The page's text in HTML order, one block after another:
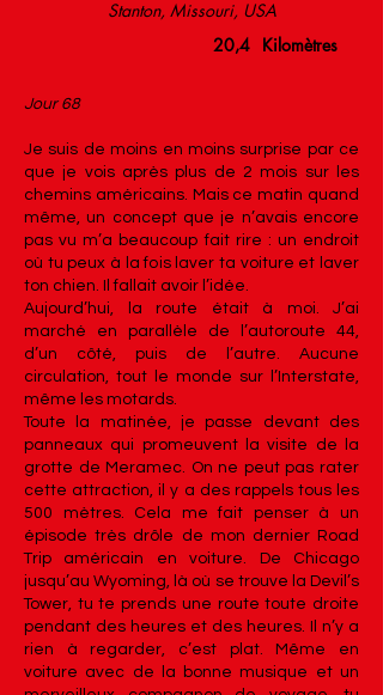
Stanton, Missouri, USA
20,4 Kilomètres
Jour 68
Je suis de moins en moins surprise par ce
que je vois après plus de 2 mois sur les
chemins américains. Mais ce matin quand
même, un concept que je n’avais encore
pas vu m’a beaucoup fait rire : un endroit
où tu peux à la fois laver ta voiture et laver
ton chien. Il fallait avoir l’idée.
Aujourd’hui, la route était à moi. J’ai
marché en parallèle de l’autoroute 44,
d’un côté, puis de l’autre. Aucune
circulation, tout le monde sur l’Interstate,
même les motards.
Toute la matinée, je passe devant des
panneaux qui promeuvent la visite de la
grotte de Meramec. On ne peut pas rater
cette attraction, il y a des rappels tous les
500 mètres. Cela me fait penser à un
épisode très drôle de mon dernier Road
Trip américain en voiture. De Chicago
jusqu’au Wyoming, là où se trouve la Devil’s
Tower, tu te prends une route toute droite
pendant des heures et des heures. Il n’y a
rien à regarder, c’est plat. Même en
voiture avec de la bonne musique et un